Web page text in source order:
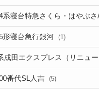
系寝台特急さくら・はやぶ
形寝台急行銀河 (1)
成田エクスプレス（リニュ
番代SL人吉 (5)